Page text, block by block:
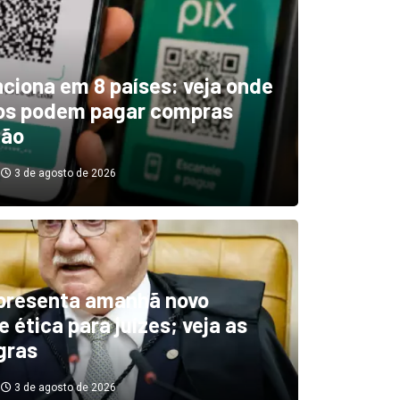
indica El Niño
diminuindo chuvas e
secas de rios
3 de agosto de 2026
em 8 países: veja onde
podem pagar compras
3 de agosto de 2026
amanhã novo
ética para juízes; veja as
3 de agosto de 2026